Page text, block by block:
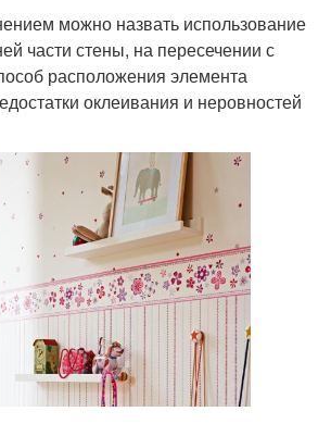
можно назвать использование
части стены, на пересечении с
расположения элемента
оклеивания и неровностей